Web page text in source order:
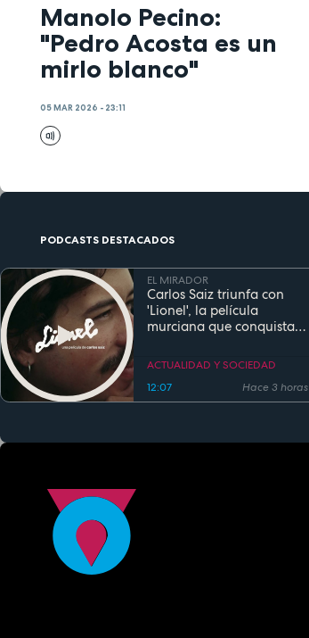
Manolo Pecino:
"Pedro Acosta es un
mirlo blanco"
05 MAR 2026 - 23:11
PODCASTS DESTACADOS
EL MIRADOR
Carlos Saiz triunfa con
'Lionel', la película
murciana que conquista
estreno
ACTUALIDAD Y SOCIEDAD
12:07
Hace 3 horas